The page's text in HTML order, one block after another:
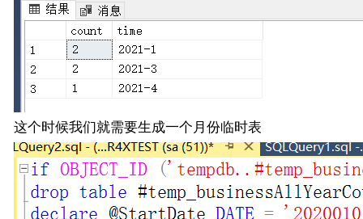
这个时候我们就需要生成一个月份临时表